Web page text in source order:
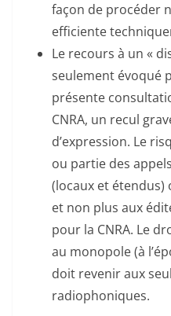
façon de procéder
efficiente
Le recours à un «
seulement évoqué
présente
CNRA, un recul
d’expression. Le
ou partie des
(locaux et
et non plus aux
pour la CNRA. Le
au monopole (à
doit revenir aux
radiophoniques.